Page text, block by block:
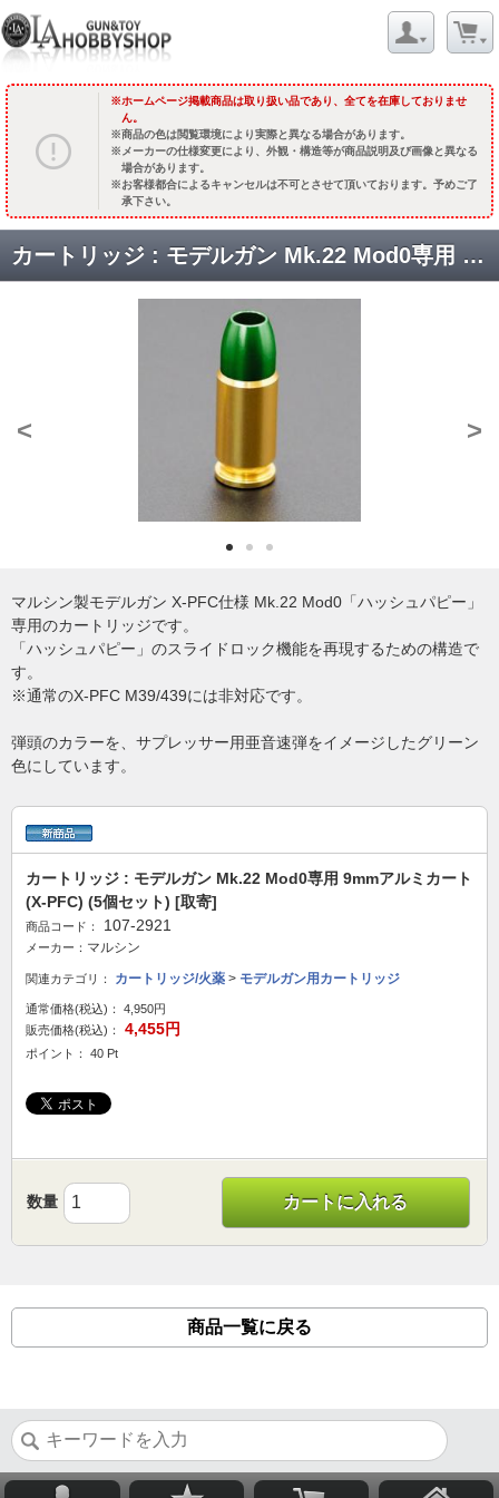
ホームページ掲載商品は取り扱い品であり、全てを在庫しておりませ
ん。
商品の色は閲覧環境により実際と異なる場合があります。
メーカーの仕様変更により、外観・構造等が商品説明及び画像と異なる
場合があります。
お客様都合によるキャンセルは不可とさせて頂いております。予めご了
承下さい。
カートリッジ : モデルガン Mk.22 Mod0専用 9mmアルミカート(X-PFC) (5個セット) [取寄]
< >
マルシン製モデルガン X-PFC仕様 Mk.22 Mod0「ハッシュパピー」
専用のカートリッジです。
「ハッシュパピー」のスライドロック機能を再現するための構造で
す。
※通常のX-PFC M39/439には非対応です。
弾頭のカラーを、サプレッサー用亜音速弾をイメージしたグリーン
色にしています。
カートリッジ : モデルガン Mk.22 Mod0専用 9mmアルミカート
(X-PFC) (5個セット) [取寄]
商品コード： 107-2921
メーカー： マルシン
関連カテゴリ： カートリッジ/火薬 > モデルガン用カートリッジ
通常価格(税込)：
4,950円
販売価格(税込)：
4,455円
ポイント： 40 Pt
数量 カートに入れる
商品一覧に戻る